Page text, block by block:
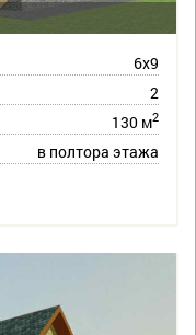
6х9
2
130 м2
в полтора этажа